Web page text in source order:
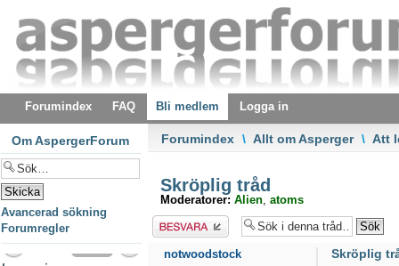
Forumindex FAQ Bli medlem Logga in
Forumindex \ Allt om Asperger \ Att
Skröplig tråd
Moderatorer: Alien, atoms
Besvara
Skröplig
notwoodstock
Om AspergerForum
Avancerad sökning
Forumregler